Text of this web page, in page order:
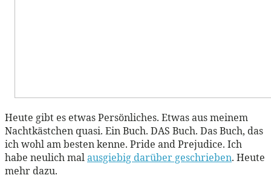
Heute gibt es etwas Persönliches. Etwas aus meinem
Nachtkästchen quasi. Ein Buch. DAS Buch. Das Buch, das
ich wohl am besten kenne. Pride and Prejudice. Ich
habe neulich malausgiebig darüber geschrieben. Heute
mehr dazu.